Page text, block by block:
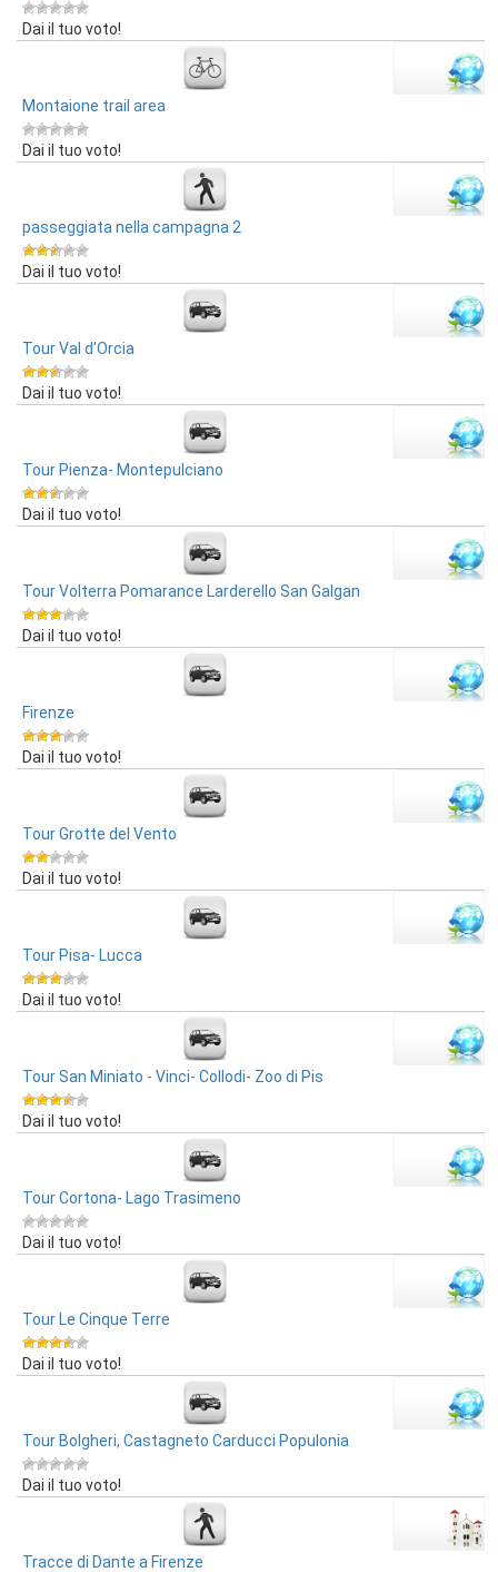
Dai il tuo voto!
Montaione trail area
Dai il tuo voto!
passeggiata nella campagna 2
Dai il tuo voto!
Tour Val d'Orcia
Dai il tuo voto!
Tour Pienza- Montepulciano
Dai il tuo voto!
Tour Volterra Pomarance Larderello San Galgan
Dai il tuo voto!
Firenze
Dai il tuo voto!
Tour Grotte del Vento
Dai il tuo voto!
Tour Pisa- Lucca
Dai il tuo voto!
Tour San Miniato - Vinci- Collodi- Zoo di Pis
Dai il tuo voto!
Tour Cortona- Lago Trasimeno
Dai il tuo voto!
Tour Le Cinque Terre
Dai il tuo voto!
Tour Bolgheri, Castagneto Carducci Populonia
Dai il tuo voto!
Tracce di Dante a Firenze